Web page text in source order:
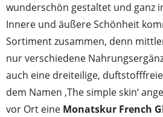
wunderschön gestaltet und ganz
Innere und äußere Schönheit
Sortiment zusammen, denn
nur verschiedene
auch eine dreiteilige,
dem Namen ‚The simple skin‘
vor Ort eine Monatskur French